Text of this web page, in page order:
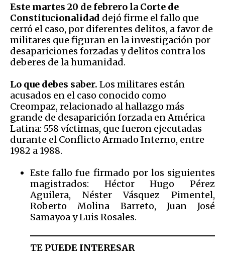
Este martes 20 de febrero la Corte de
Constitucionalidad dejó firme el fallo que
cerró el caso, por diferentes delitos, a favor de
militares que figuran en la investigación por
desapariciones forzadas y delitos contra los
deberes de la humanidad.
Lo que debes saber. Los militares están
acusados en el caso conocido como
Creompaz, relacionado al hallazgo más
grande de desaparición forzada en América
Latina: 558 víctimas, que fueron ejecutadas
durante el Conflicto Armado Interno, entre
1982 a 1988.
Este fallo fue firmado por los siguientes
magistrados: Héctor Hugo Pérez
Aguilera, Néster Vásquez Pimentel,
Roberto Molina Barreto, Juan José
Samayoa y Luis Rosales.
TE PUEDE INTERESAR